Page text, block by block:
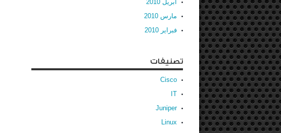
أبريل 2010
مارس 2010
فبراير 2010
تصنيفات
Cisco
IT
Juniper
Linux